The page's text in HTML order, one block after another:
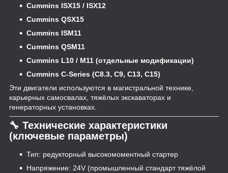
Cummins ISX15 / ISX12
Cummins QSX15
Cummins ISM11
Cummins QSM11
Cummins L10 / M11 (отдельные модификации)
Cummins C-Series (C8.3, C9, C13, C15)
Эти двигатели используются в магистральной технике,
карьерных самосвалах, тяжёлых экскаваторах и
генераторных установках.
🔧 Технические характеристики
(ключевые параметры)
Тип: редукторный высокомоментный стартер
Напряжение: 24V (промышленный стандарт тяжёлой